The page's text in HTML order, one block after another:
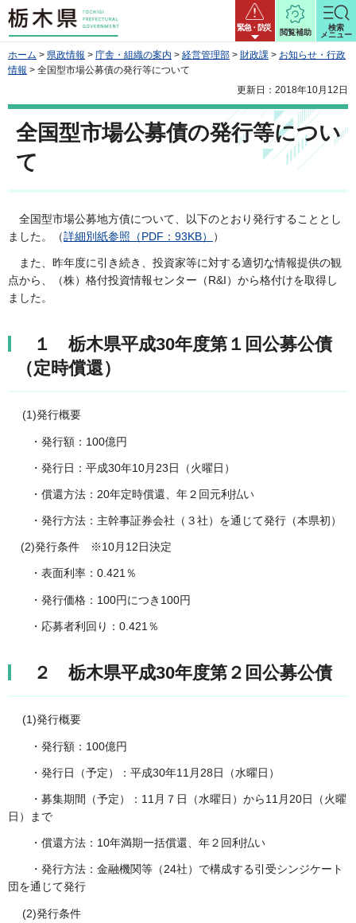
栃木県 緊急・防災
閲覧補助
検索
メニュー
ホーム > 県政情報 > 庁舎・組織の案内 > 経営管理部 > 財政課 > お知らせ・行政
情報 > 全国型市場公募債の発行等について
更新日：2018年10月12日
全国型市場公募債の発行等につい
て
全国型市場公募地方債について、以下のとおり発行することとし
ました。（詳細別紙参照（PDF：93KB） ）
また、昨年度に引き続き、投資家等に対する適切な情報提供の観
点から、（株）格付投資情報センター（R&I）から格付けを取得し
ました。
１ 栃木県平成30年度第１回公募公債
（定時償還）
(1)発行概要
・発行額：100億円
・発行日：平成30年10月23日（火曜日）
・償還方法：20年定時償還、年２回元利払い
・発行方法：主幹事証券会社（３社）を通じて発行（本県初）
(2)発行条件 ※10月12日決定
・表面利率：0.421％
・発行価格：100円につき100円
・応募者利回り：0.421％
２ 栃木県平成30年度第２回公募公債
(1)発行概要
・発行額：100億円
・発行日（予定）：平成30年11月28日（水曜日）
・募集期間（予定）：11月７日（水曜日）から11月20日（火曜
日）まで
・償還方法：10年満期一括償還、年２回利払い
・発行方法：金融機関等（24社）で構成する引受シンジケート
団を通じて発行
(2)発行条件